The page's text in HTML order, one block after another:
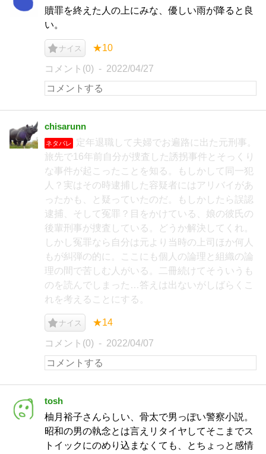
贖罪を終えた人の上にみな、優しい雨が降ると良
い。
ナイス ★10
コメント(0) 2022/04/27
chisarunn
ネタバレ
定年退職して夫婦でお遍路に出た元刑事。
旅先で16年前自分が捜査した誘拐事件とそっくり
な事件が起こったことを知る。もしかして同一犯
人？実はその時逮捕した容疑者にはアリバイがあ
ったかも、と疑っていたのだ。もしかしたら誤認
逮捕、そして冤罪？目をかけている、娘の彼氏の
後輩刑事が捜査している。どうか解決してくれ。
しかし冤罪なら自分は元より当時の上司ほか何人
もが糾弾の的に。ここにも個人の論理と組織の論
理の間で苦しむ人がいる。二冊続けてそういうも
のを読んでしまった…答えは出ないがしばらくこ
れを考えることにする。
ナイス ★14
コメント(0) 2022/04/07
tosh
柚月裕子さんらしい、骨太で男っぽい警察小説。
昭和の男の執念とは言えリタイヤしてそこまでス
トイックにのめり込まなくても、とちょっと感情